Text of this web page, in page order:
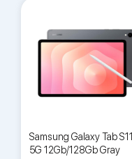
Samsung Galaxy Tab S11
5G 12Gb/128Gb Gray